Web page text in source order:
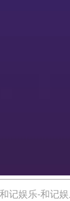
记娱乐-和记